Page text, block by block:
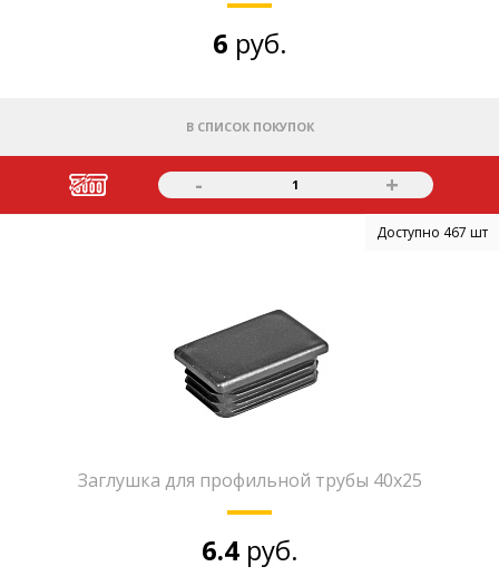
6 руб.
В СПИСОК ПОКУПОК
- 1 +
Доступно 467 шт
Заглушка для профильной трубы 40х25
6.4 руб.